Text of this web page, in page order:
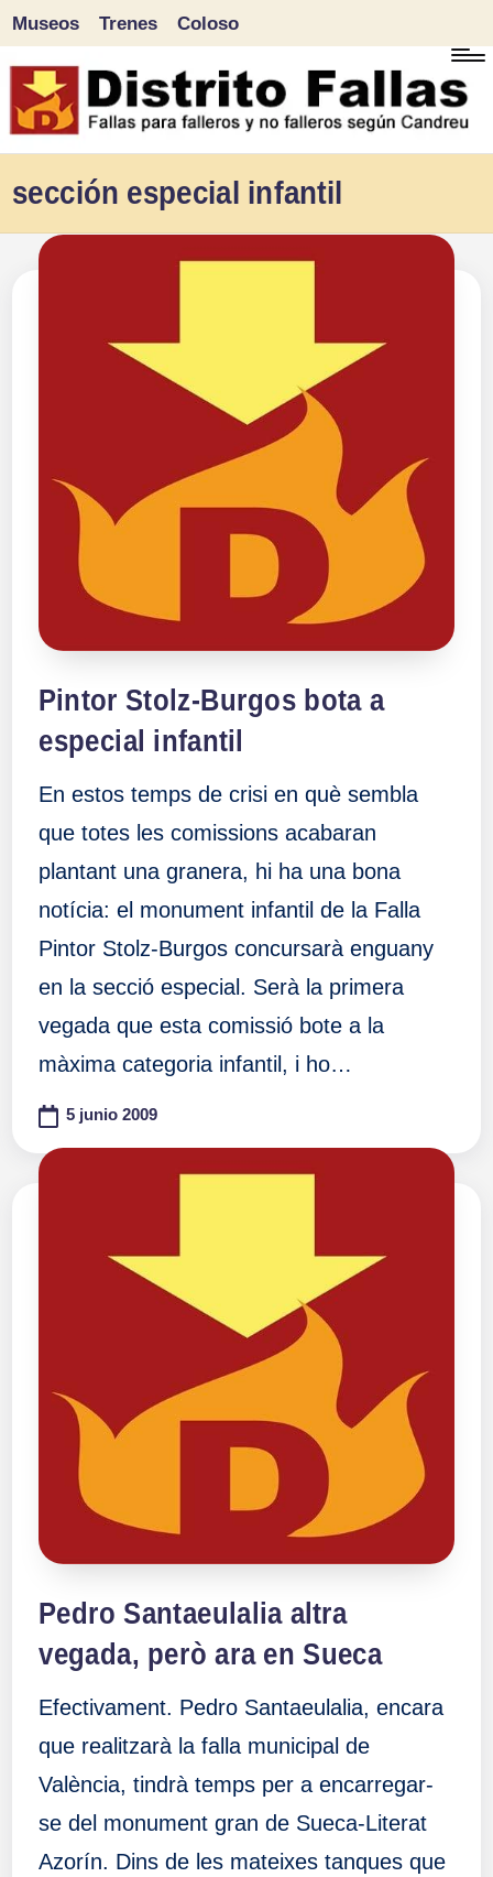
Saltar
al
Museos Trenes Coloso
sección especial infantil
Pintor Stolz-Burgos bota a
especial infantil
En estos temps de crisi en què sembla
que totes les comissions acabaran
plantant una granera, hi ha una bona
notícia: el monument infantil de la Falla
Pintor Stolz-Burgos concursarà enguany
en la secció especial. Serà la primera
vegada que esta comissió bote a la
màxima categoria infantil, i ho…
5 junio 2009
Pedro Santaeulalia altra
vegada, però ara en Sueca
Efectivament. Pedro Santaeulalia, encara
que realitzarà la falla municipal de
València, tindrà temps per a encarregar-
se del monument gran de Sueca-Literat
Azorín. Dins de les mateixes tanques que